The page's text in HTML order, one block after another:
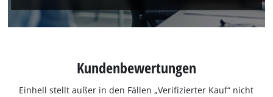
Kundenbewertungen
Einhell stellt außer in den Fällen „Verifizierter Kauf“ nicht